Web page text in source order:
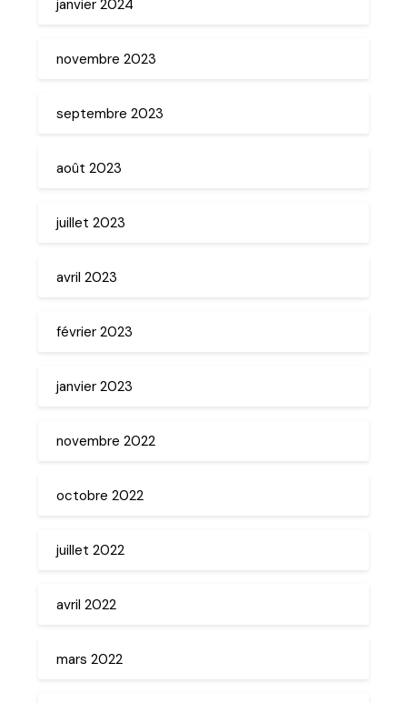
janvier 2024
novembre 2023
septembre 2023
août 2023
juillet 2023
avril 2023
février 2023
janvier 2023
novembre 2022
octobre 2022
juillet 2022
avril 2022
mars 2022